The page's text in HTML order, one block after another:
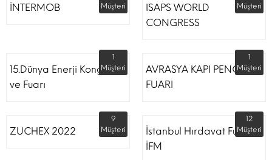
İNTERMOB
Müşteri
ISAPS WORLD
CONGRESS
Müşteri
15.Dünya Enerji Kongresi
ve Fuarı
1
Müşteri
AVRASYA KAPI PENCERE
FUARI
1
Müşteri
ZUCHEX 2022
9
Müşteri
İstanbul Hırdavat Fuarı
İFM
12
Müşteri